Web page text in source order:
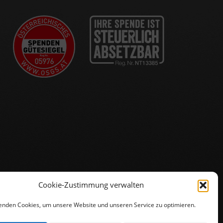
Cookie-Zustimmung verwalten
Cookies, um unsere Website und unseren Service zu optimieren.